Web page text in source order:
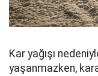
Kar yağışı
yaşanmazken,